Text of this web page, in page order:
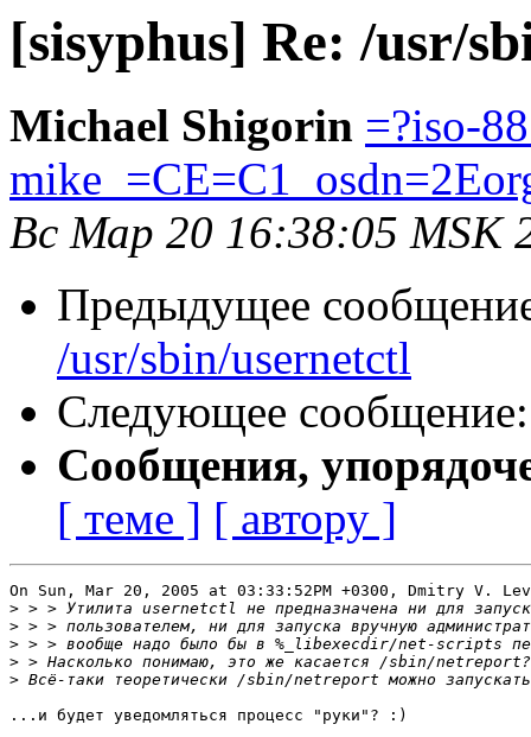
[sisyphus] Re: /usr/
Michael Shigorin =?iso-
Вс Мар 20 16:38:05 MSK
Предыдущее
/usr/sbin/usernetctl
Следующее
Сообщения,
[ теме ] [ автору ]
On Sun, Mar 20, 2005 at 03:33:52PM +0300, Dmitry V.
>
>
>
>
>
...и будет уведомляться процесс "руки"? :)